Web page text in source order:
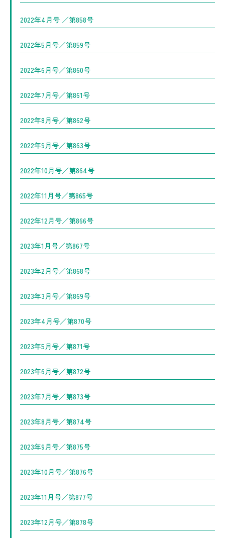
2022年4月号 ／第858号
2022年5月号／第859号
2022年6月号／第860号
2022年7月号／第861号
2022年8月号／第862号
2022年9月号／第863号
2022年10月号／第864号
2022年11月号／第865号
2022年12月号／第866号
2023年1月号／第867号
2023年2月号／第868号
2023年3月号／第869号
2023年4月号／第870号
2023年5月号／第871号
2023年6月号／第872号
2023年7月号／第873号
2023年8月号／第874号
2023年9月号／第875号
2023年10月号／第876号
2023年11月号／第877号
2023年12月号／第878号